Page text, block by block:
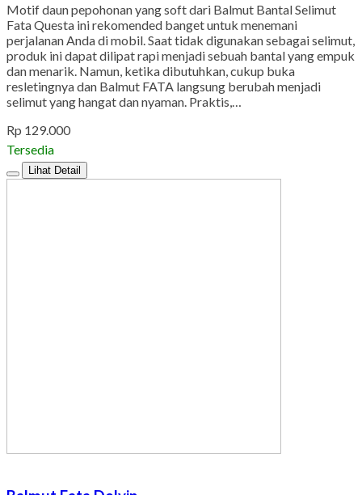
Motif daun pepohonan yang soft dari Balmut Bantal Selimut
Fata Questa ini rekomended banget untuk menemani
perjalanan Anda di mobil. Saat tidak digunakan sebagai selimut,
produk ini dapat dilipat rapi menjadi sebuah bantal yang empuk
dan menarik. Namun, ketika dibutuhkan, cukup buka
resletingnya dan Balmut FATA langsung berubah menjadi
selimut yang hangat dan nyaman. Praktis,…
Rp 129.000
Tersedia
Lihat Detail